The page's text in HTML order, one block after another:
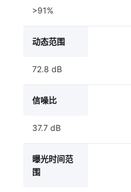
>91%
动态范围
72.8 dB
信噪比
37.7 dB
曝光时间范
围